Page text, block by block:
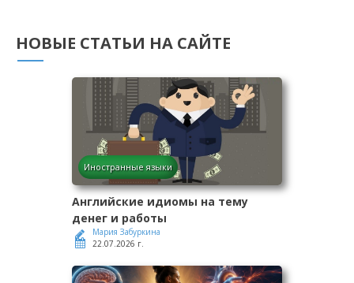
НОВЫЕ СТАТЬИ НА САЙТЕ
Иностранные языки
Английские идиомы на тему
денег и работы
Мария Забуркина
22.07.2026 г.